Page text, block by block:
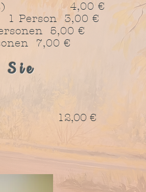
Sie
Zusatz) 4,00 €
3,00 €
€
€
12,00 €